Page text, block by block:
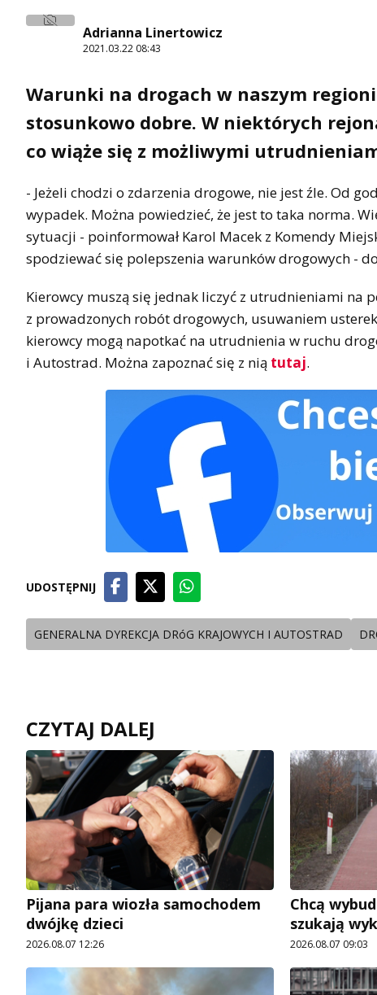
Adrianna Linertowicz
2021.03.22 08:43
Warunki na drogach w naszym
stosunkowo dobre. W niektórych
co wiąże się z możliwymi
- Jeżeli chodzi o zdarzenia drogowe, nie jest źle. Od
wypadek. Można powiedzieć, że jest to taka norma.
sytuacji - poinformował Karol Macek z Komendy
spodziewać się polepszenia warunków drogowych -
Kierowcy muszą się jednak liczyć z utrudnieniami na
z prowadzonych robót drogowych, usuwaniem
kierowcy mogą napotkać na utrudnienia w ruchu
i Autostrad. Można zapoznać się z nią tutaj.
UDOSTĘPNIJ
GENERALNA DYREKCJA DRóG KRAJOWYCH I AUTOSTRAD
CZYTAJ DALEJ
Pijana para wiozła samochodem
dwójkę dzieci
2026.08.07 12:26
Chcą
szukają
2026.08.07 09:03